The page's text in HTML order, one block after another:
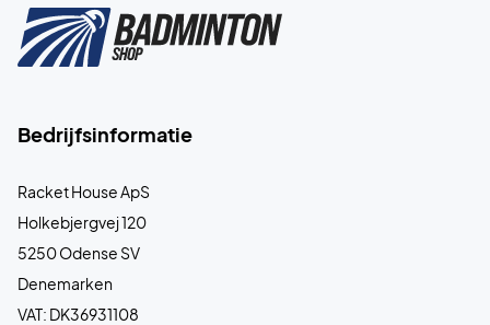
Bedrijfsinformatie
Racket House ApS
Holkebjergvej 120
5250 Odense SV
Denemarken
VAT: DK36931108